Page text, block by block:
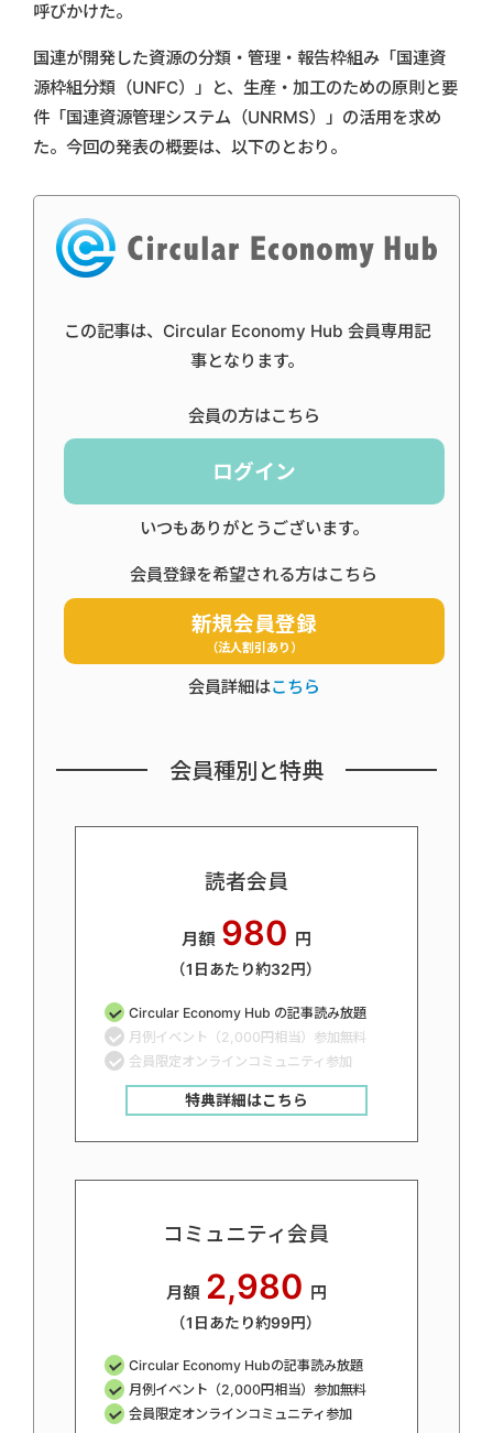
呼びかけた。
国連が開発した資源の分類・管理・報告枠組み「国連資
源枠組分類（UNFC）」と、生産・加工のための原則と要
件「国連資源管理システム（UNRMS）」の活用を求め
た。今回の発表の概要は、以下のとおり。
この記事は、Circular Economy Hub 会員専用記
事となります。
会員の方はこちら
ログイン
いつもありがとうございます。
会員登録を希望される方はこちら
新規会員登録
（法人割引あり）
会員詳細はこちら
会員種別と特典
読者会員
月額 980 円
（1日あたり約32円）
Circular Economy Hub の記事読み放題
月例イベント（2,000円相当）参加無料
会員限定オンラインコミュニティ参加
特典詳細はこちら
コミュニティ会員
月額 2,980 円
（1日あたり約99円）
Circular Economy Hubの記事読み放題
月例イベント（2,000円相当）参加無料
会員限定オンラインコミュニティ参加